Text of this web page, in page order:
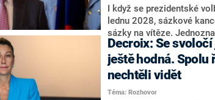
Zdeněk Nytra redakci
některých senátorů z
nepřítel, ale soupeř.
I když se prezidentské
lednu 2028, sázkové
sázky na vítěze.
hlava státu Petr Pavel.
zmiňují dva výrazné
Andreje Babiše a
Oblíbeným tipem
Motoristy Filip Turek.
Decroix: Se
ještě hodná. Spolu
nechtěli vidět
Téma: Rozhovor